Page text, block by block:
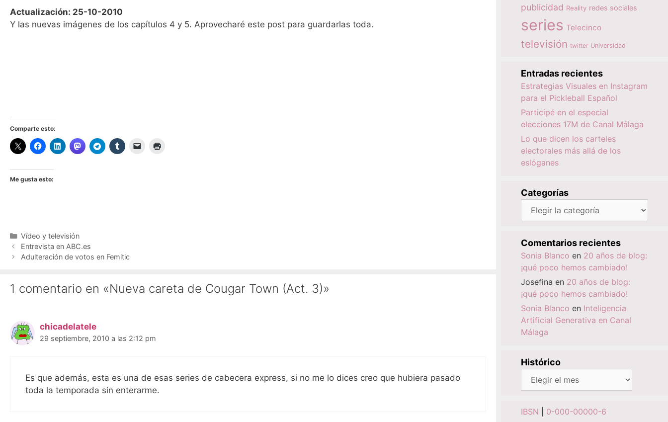
Actualización: 25-10-2010
Y las nuevas imágenes de los capítulos 4 y 5. Aprovecharé este post para guardarlas toda.
Comparte esto:
Me gusta esto:
Categorías
Vídeo y televisión
Entrevista en ABC.es
Adulteración de votos en Femitic
1 comentario en «Nueva careta de Cougar Town (Act. 3)»
chicadelatele
29 septiembre, 2010 a las 2:12 pm
Es que además, esta es una de esas series de cabecera express, si no me lo dices creo que hubiera pasado
toda la temporada sin enterarme.
publicidad Reality redes sociales
series Telecinco
televisión twitter Universidad
Entradas recientes
Estrategias Visuales en Instagram
para el Pickleball Español
Participé en el especial
elecciones 17M de Canal Málaga
Lo que dicen los carteles
electorales más allá de los
eslóganes
Categorías
Categorías
Comentarios recientes
Sonia Blanco en 20 años de blog:
¡qué poco hemos cambiado!
Josefina en 20 años de blog:
¡qué poco hemos cambiado!
Sonia Blanco en Inteligencia
Artificial Generativa en Canal
Málaga
Histórico
Histórico
IBSN 0-000-00000-6